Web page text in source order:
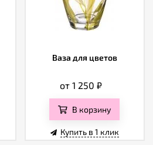
Ваза для цветов
от 1 250₽
В корзину
Купить в 1 клик